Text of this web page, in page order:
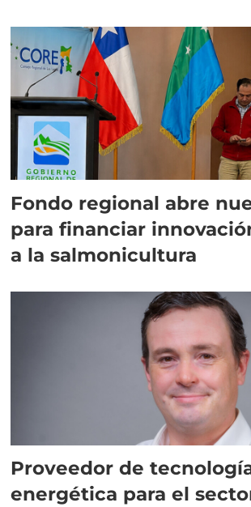
Fondo regional abre
para financiar
a la salmonicultura
Proveedor de
energética para el